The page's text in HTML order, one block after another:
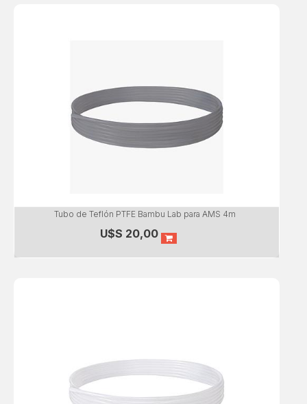
Tubo de Teflón PTFE Bambu Lab para AMS 4m
U$S 20,00